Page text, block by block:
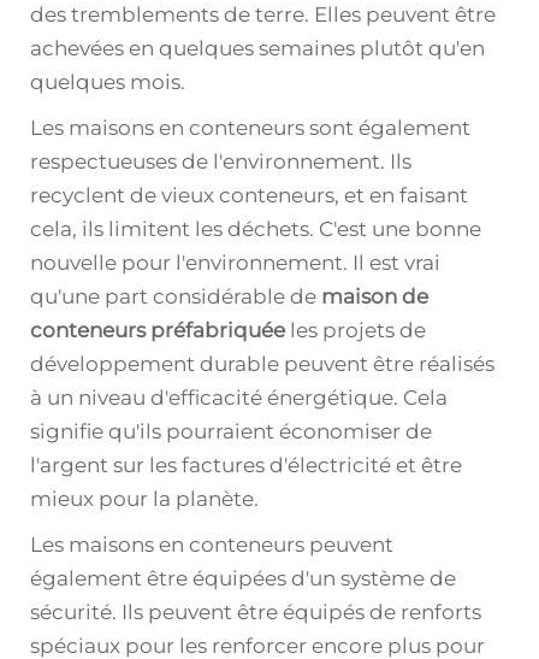
des tremblements de terre. Elles peuvent être
achevées en quelques semaines plutôt qu'en
quelques mois.
Les maisons en conteneurs sont également
respectueuses de l'environnement. Ils
recyclent de vieux conteneurs, et en faisant
cela, ils limitent les déchets. C'est une bonne
nouvelle pour l'environnement. Il est vrai
qu'une part considérable de maison de
conteneurs préfabriquée les projets de
développement durable peuvent être réalisés
à un niveau d'efficacité énergétique. Cela
signifie qu'ils pourraient économiser de
l'argent sur les factures d'électricité et être
mieux pour la planète.
Les maisons en conteneurs peuvent
également être équipées d'un système de
sécurité. Ils peuvent être équipés de renforts
spéciaux pour les renforcer encore plus pour